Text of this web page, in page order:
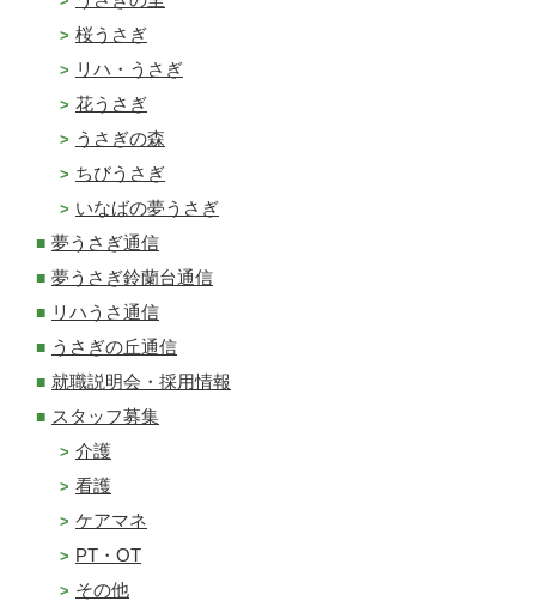
桜うさぎ
リハ・うさぎ
花うさぎ
うさぎの森
ちびうさぎ
いなばの夢うさぎ
夢うさぎ通信
夢うさぎ鈴蘭台通信
リハうさ通信
うさぎの丘通信
就職説明会・採用情報
スタッフ募集
介護
看護
ケアマネ
PT・OT
その他